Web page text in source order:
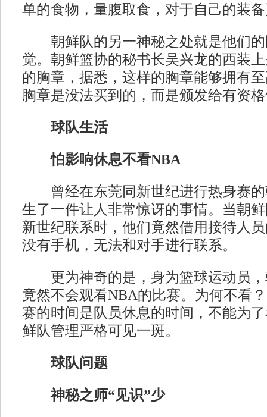
单的食物，量腹取食，对于自己的装
朝鲜队的另一神秘之处就是他们的
觉。朝鲜篮协的秘书长吴兴龙的西装
的胸章，据悉，这样的胸章能够拥有
胸章是没法买到的，而是颁发给有资
球队生活
怕影响休息不看NBA
曾经在东莞同新世纪进行热身赛的
生了一件让人非常惊讶的事情。当朝
新世纪联系时，他们竟然借用接待人
没有手机，无法和对手进行联系。
更为神奇的是，身为篮球运动员，
竟然不会观看NBA的比赛。为何不看
赛的时间是队员休息的时间，不能为
鲜队管理严格可见一斑。
球队问题
神秘之师“见识”少